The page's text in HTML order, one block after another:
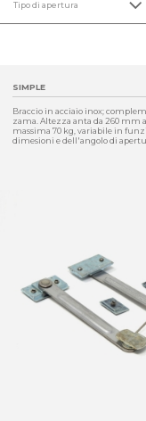
SIMPLE
Braccio in acciaio inox;
zama. Altezza anta da 260 mm
massima 70 kg, variabile in
dimesioni e dell'angolo di